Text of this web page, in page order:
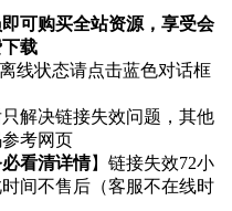
可购买全站资源，享受会
载
线状态请点击蓝色对话框
解决链接失效问题，其他
考网页
看清详情】链接失效72小
间不售后（客服不在线时